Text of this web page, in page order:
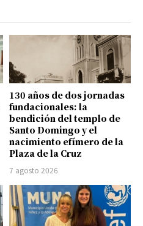
130 años de dos jornadas
fundacionales: la
bendición del templo de
Santo Domingo y el
nacimiento efímero de la
Plaza de la Cruz
7 agosto 2026